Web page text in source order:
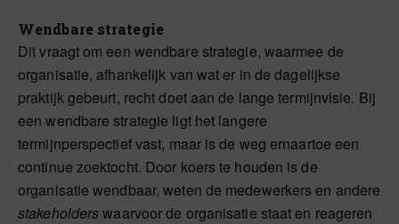
Wendbare strategie
Dit vraagt om een wendbare strategie, waarmee de
organisatie, afhankelijk van wat er in de dagelijkse
praktijk gebeurt, recht doet aan de lange termijnvisie. Bij
een wendbare strategie ligt het langere
termijnperspectief vast, maar is de weg ernaartoe een
continue zoektocht. Door koers te houden is de
organisatie wendbaar, weten de medewerkers en andere
stakeholderswaarvoor de organisatie staat en reageren